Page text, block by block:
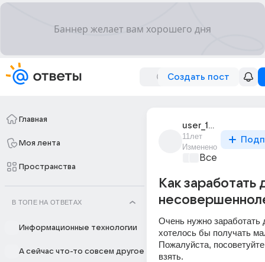
Создать пост
Главная
Моя лента
Пространства
В ТОПЕ НА ОТВЕТАХ
Информационные технологии
А сейчас что-то совсем другое
user_192518061
11лет
Изменено
Все про
Как заработать
Очень нужно заработать
хотелось бы получать
Пожалуйста,
взять.